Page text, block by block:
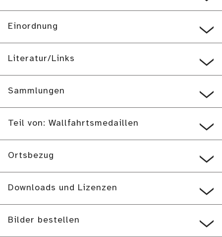
Einordnung
Literatur/Links
Sammlungen
Teil von: Wallfahrtsmedaillen
Ortsbezug
Downloads und Lizenzen
Bilder bestellen